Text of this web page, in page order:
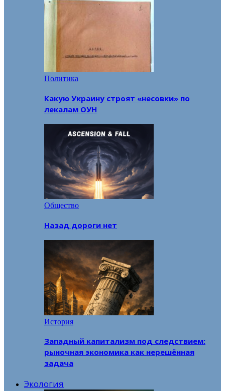
Политика
Какую Украину строят «несовки» по
лекалам ОУН
Общество
Назад дороги нет
История
Западный капитализм под следствием:
рыночная экономика как нерешённая
задача
Экология